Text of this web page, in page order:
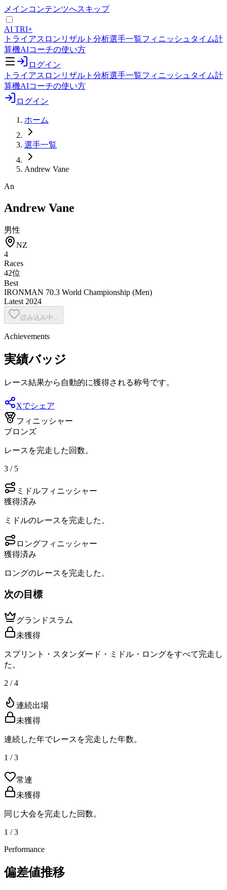
メインコンテンツへスキップ
AI TRI+
トライアスロンリザルト分析選手一覧フィニッシュタイム計
算機AIコーチの使い方
ログイン
トライアスロンリザルト分析選手一覧フィニッシュタイム計
算機AIコーチの使い方
ログイン
ホーム
選手一覧
Andrew Vane
An
Andrew Vane
男性
NZ
4
Races
42位
Best
IRONMAN 70.3 World Championship (Men)
Latest 2024
読み込み中...
Achievements
実績バッジ
レース結果から自動的に獲得される称号です。
Xでシェア
フィニッシャー
ブロンズ
レースを完走した回数。
3 / 5
ミドルフィニッシャー
獲得済み
ミドルのレースを完走した。
ロングフィニッシャー
獲得済み
ロングのレースを完走した。
次の目標
グランドスラム
未獲得
スプリント・スタンダード・ミドル・ロングをすべて完走し
た。
2 / 4
連続出場
未獲得
連続した年でレースを完走した年数。
1 / 3
常連
未獲得
同じ大会を完走した回数。
1 / 3
Performance
偏差値推移